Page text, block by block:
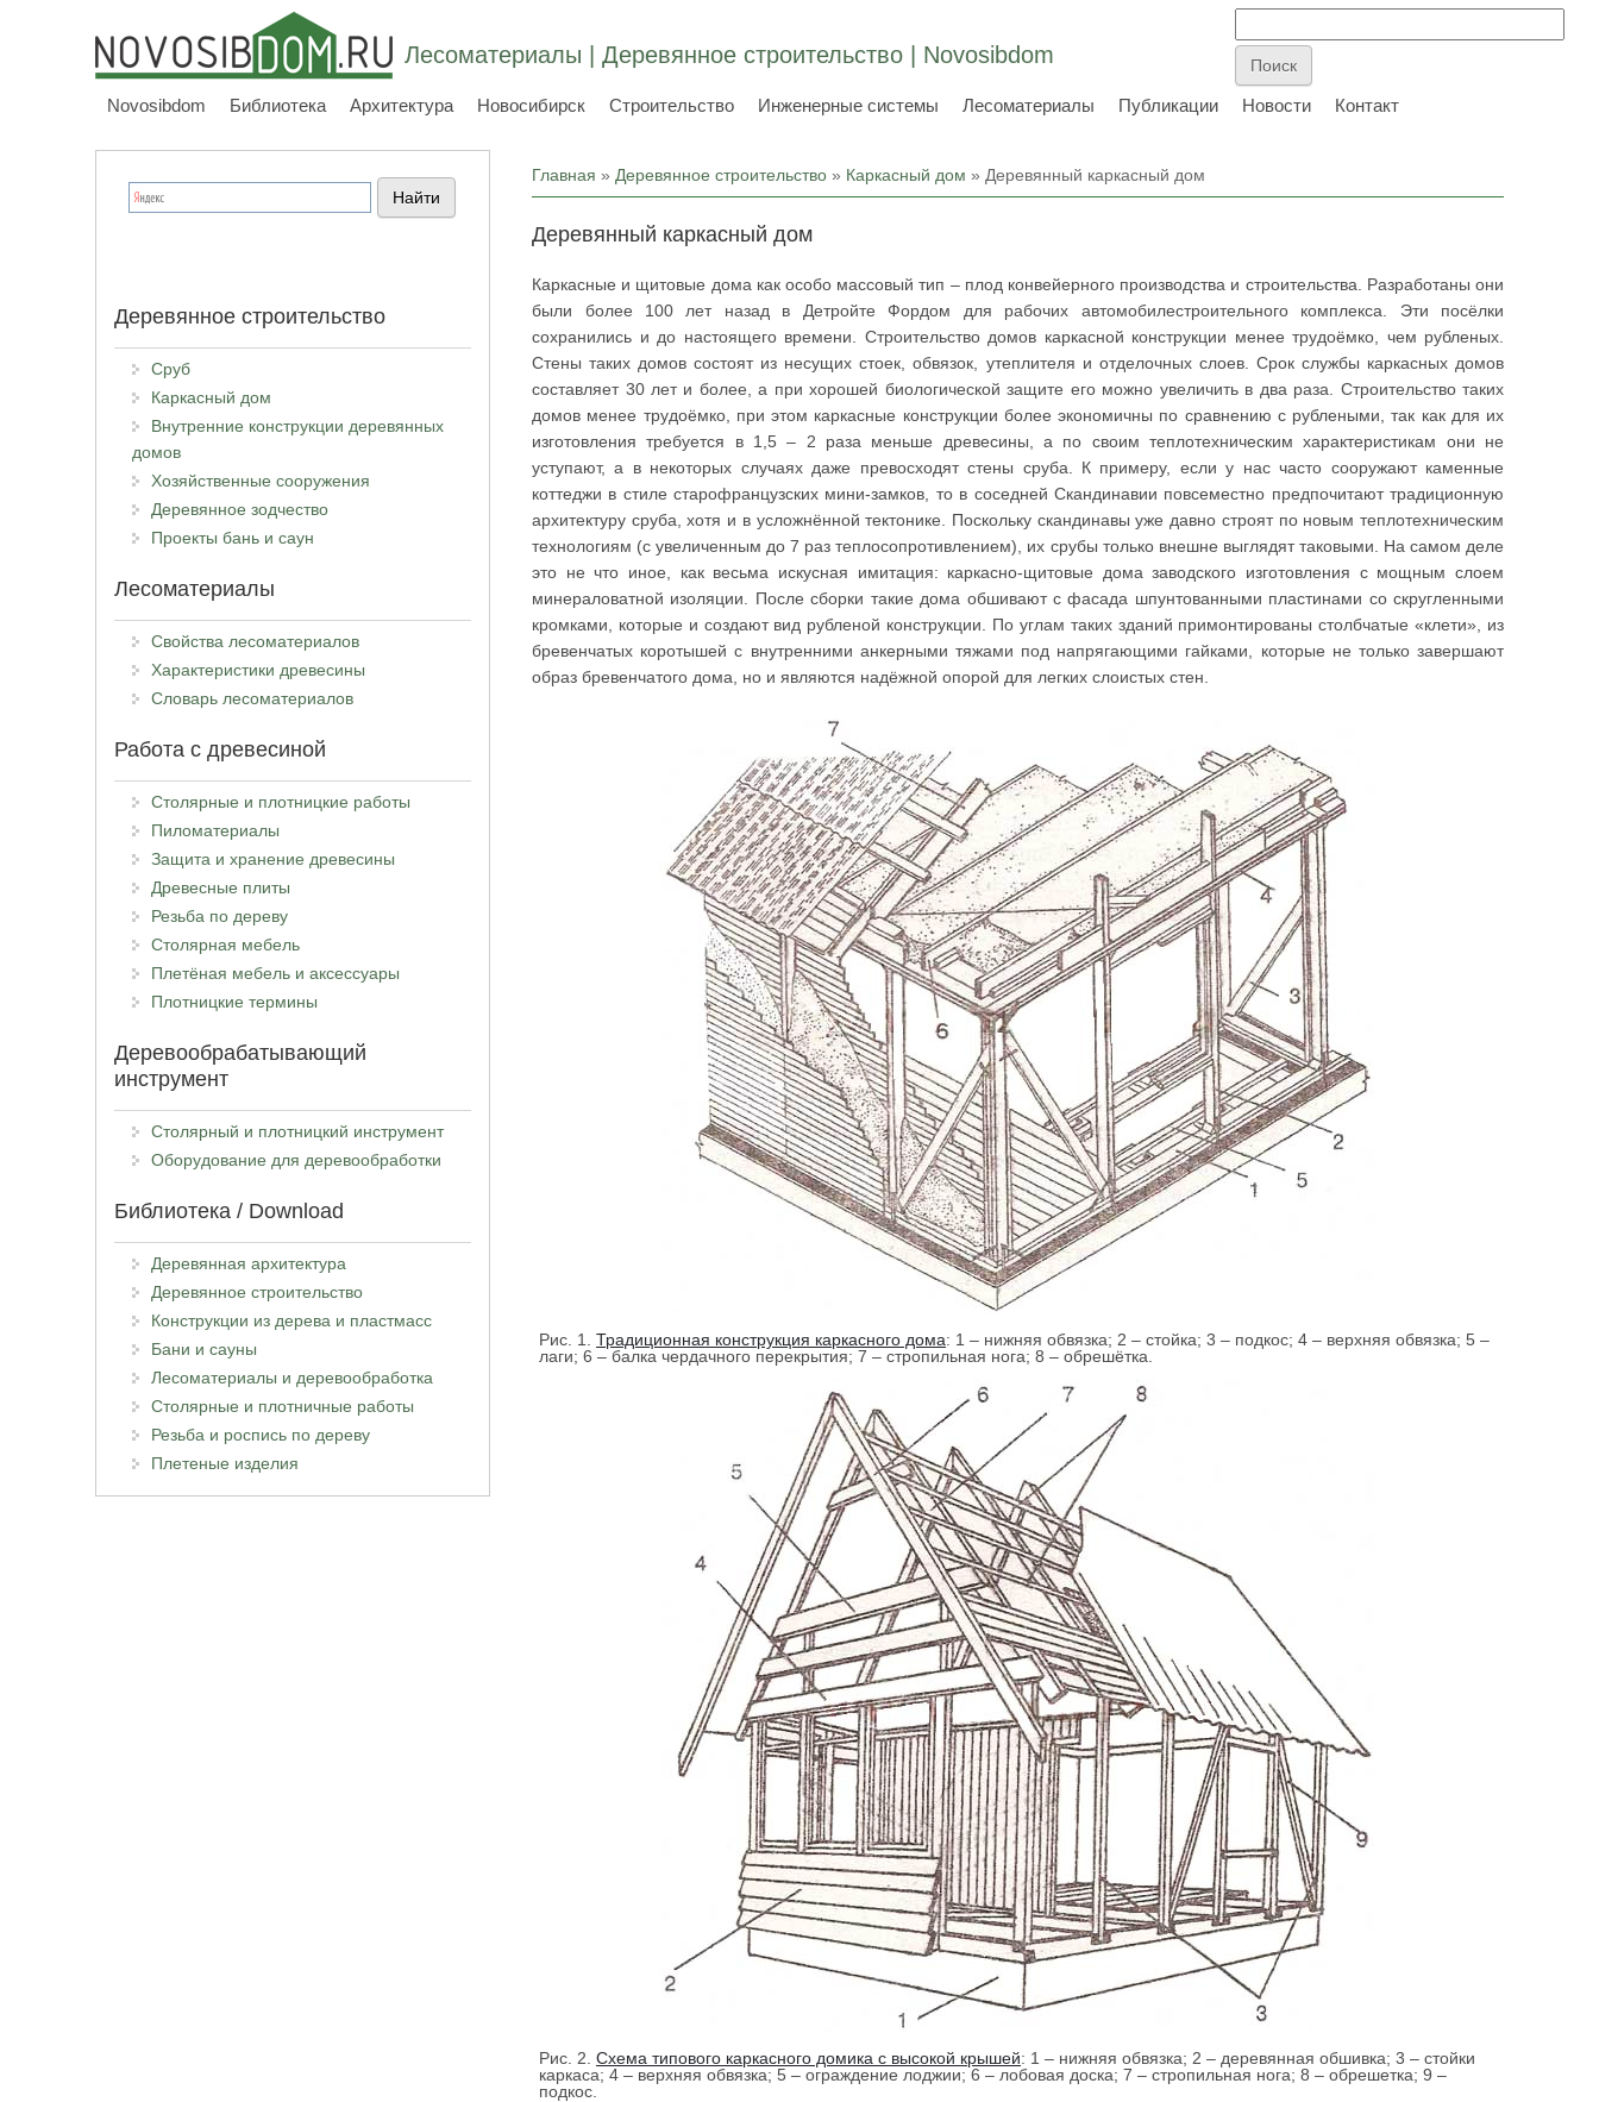
Лесоматериалы | Деревянное строительство | Novosibdom
Novosibdom Библиотека Архитектура Новосибирск Строительство Инженерные системы Лесоматериалы Публикации Новости Контакт
Вы здесь
Главная » Деревянное строительство » Каркасный дом » Деревянный каркасный дом
Деревянный каркасный дом
Каркасные и щитовые дома как особо массовый тип – плод конвейерного производства и строительства. Разработаны они
были более 100 лет назад в Детройте Фордом для рабочих автомобилестроительного комплекса. Эти посёлки
сохранились и до настоящего времени. Строительство домов каркасной конструкции менее трудоёмко, чем рубленых.
Стены таких домов состоят из несущих стоек, обвязок, утеплителя и отделочных слоев. Срок службы каркасных домов
составляет 30 лет и более, а при хорошей биологической защите его можно увеличить в два раза. Строительство таких
домов менее трудоёмко, при этом каркасные конструкции более экономичны по сравнению с рублеными, так как для их
изготовления требуется в 1,5 – 2 раза меньше древесины, а по своим теплотехническим характеристикам они не
уступают, а в некоторых случаях даже превосходят стены сруба. К примеру, если у нас часто сооружают каменные
коттеджи в стиле старофранцузских мини-замков, то в соседней Скандинавии повсеместно предпочитают традиционную
архитектуру сруба, хотя и в усложнённой тектонике. Поскольку скандинавы уже давно строят по новым теплотехническим
технологиям (с увеличенным до 7 раз теплосопротивлением), их срубы только внешне выглядят таковыми. На самом деле
это не что иное, как весьма искусная имитация: каркасно-щитовые дома заводского изготовления с мощным слоем
минераловатной изоляции. После сборки такие дома обшивают с фасада шпунтованными пластинами со скругленными
кромками, которые и создают вид рубленой конструкции. По углам таких зданий примонтированы столбчатые «клети», из
бревенчатых коротышей с внутренними анкерными тяжами под напрягающими гайками, которые не только завершают
образ бревенчатого дома, но и являются надёжной опорой для легких слоистых стен.
Рис. 1.Традиционная конструкция каркасного дома: 1 – нижняя обвязка; 2 – стойка; 3 – подкос; 4 – верхняя обвязка; 5 –
лаги; 6 – балка чердачного перекрытия; 7 – стропильная нога; 8 – обрешётка.
Рис. 2.Схема типового каркасного домика с высокой крышей: 1 – нижняя обвязка; 2 – деревянная обшивка; 3 – стойки
каркаса; 4 – верхняя обвязка; 5 – ограждение лоджии; 6 – лобовая доска; 7 – стропильная нога; 8 – обрешетка; 9 –
подкос.
Деревянное строительство
Сруб
Каркасный дом
Внутренние конструкции деревянных
домов
Хозяйственные сооружения
Деревянное зодчество
Проекты бань и саун
Лесоматериалы
Свойства лесоматериалов
Характеристики древесины
Словарь лесоматериалов
Работа с древесиной
Столярные и плотницкие работы
Пиломатериалы
Защита и хранение древесины
Древесные плиты
Резьба по дереву
Столярная мебель
Плетёная мебель и аксессуары
Плотницкие термины
Деревообрабатывающий
инструмент
Столярный и плотницкий инструмент
Оборудование для деревообработки
Библиотека / Download
Деревянная архитектура
Деревянное строительство
Конструкции из дерева и пластмасс
Бани и сауны
Лесоматериалы и деревообработка
Столярные и плотничные работы
Резьба и роспись по дереву
Плетеные изделия